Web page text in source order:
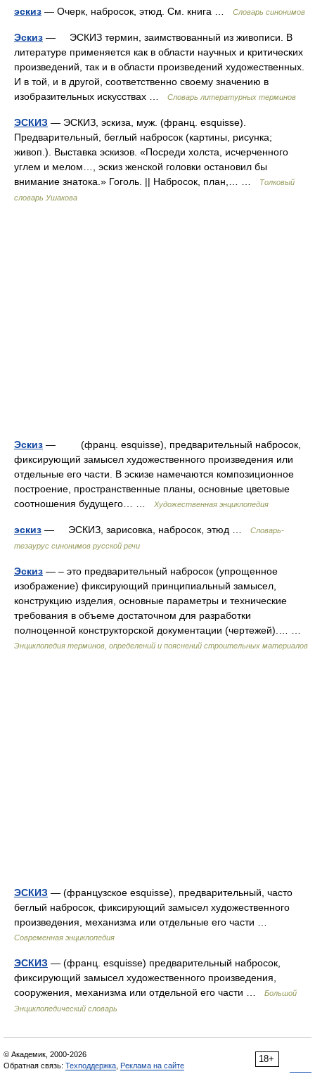
эскиз — Очерк, набросок, этюд. См. книга … Словарь синонимов
Эскиз — ЭСКИЗ термин, заимствованный из живописи. В
литературе применяется как в области научных и критических
произведений, так и в области произведений художественных.
И в той, и в другой, соответственно своему значению в
изобразительных искусствах …
Словарь литературных терминов
ЭСКИЗ — ЭСКИЗ, эскиза, муж. (франц. esquisse).
Предварительный, беглый набросок (картины, рисунка;
живоп.). Выставка эскизов. «Посреди холста, исчерченного
углем и мелом…, эскиз женской головки остановил бы
внимание знатока.» Гоголь. || Набросок, план,… …
Толковый
словарь Ушакова
Эскиз — (франц. esquisse), предварительный набросок,
фиксирующий замысел художественного произведения или
отдельные его части. В эскизе намечаются композиционное
построение, пространственные планы, основные цветовые
соотношения будущего… …
Художественная энциклопедия
эскиз — ЭСКИЗ, зарисовка, набросок, этюд …
Словарь-
тезаурус синонимов русской речи
Эскиз — – это предварительный набросок (упрощенное
изображение) фиксирующий принципиальный замысел,
конструкцию изделия, основные параметры и технические
требования в объеме достаточном для разработки
полноценной конструкторской документации (чертежей).… …
Энциклопедия терминов, определений и пояснений строительных материалов
ЭСКИЗ — (французское esquisse), предварительный, часто
беглый набросок, фиксирующий замысел художественного
произведения, механизма или отдельные его части …
Современная энциклопедия
ЭСКИЗ — (франц. esquisse) предварительный набросок,
фиксирующий замысел художественного произведения,
сооружения, механизма или отдельной его части …
Большой
Энциклопедический словарь
18+
© Академик, 2000-2026
Обратная связь: Техподдержка Реклама на сайте